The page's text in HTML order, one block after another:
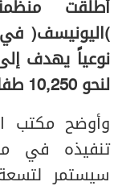
أطلقت
(اليونيسف) في
نوعياً يهدف
لنحو 10,250 طفلاً.
وأوضح مكتب
تنفيذه في
سيستمر